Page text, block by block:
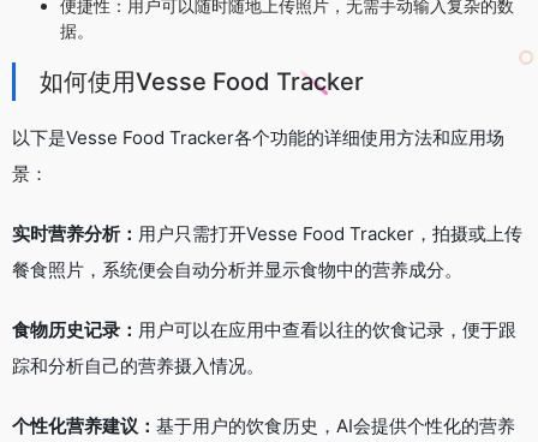
便捷性：用户可以随时随地上传照片，无需手动输入复杂的数
据。
如何使用Vesse Food Tracker
以下是Vesse Food Tracker各个功能的详细使用方法和应用场
景：
实时营养分析： 用户只需打开Vesse Food Tracker，拍摄或上传
餐食照片，系统便会自动分析并显示食物中的营养成分。
食物历史记录： 用户可以在应用中查看以往的饮食记录，便于跟
踪和分析自己的营养摄入情况。
个性化营养建议： 基于用户的饮食历史，AI会提供个性化的营养